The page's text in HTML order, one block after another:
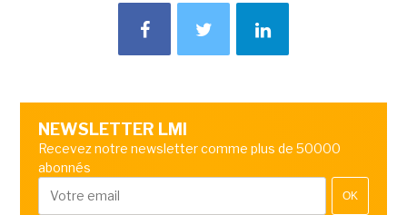
NEWSLETTER LMI
Recevez notre newsletter comme plus de 50000
abonnés
OK